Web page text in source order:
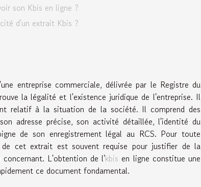
son Kbis en ligne ?
d'un extrait Kbis ?
entreprise commerciale, délivrée par le Registre du
la légalité et l'existence juridique de l'entreprise. Il
relatif à la situation de la société. Il comprend des
adresse précise, son activité détaillée, l'identité du
de son enregistrement légal au RCS. Pour toute
cet extrait est souvent requise pour justifier de la
L'obtention de l'kbis en ligne constitue une
ce document fondamental.